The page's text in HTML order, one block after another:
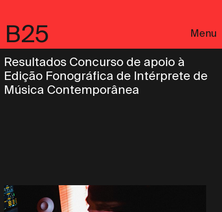
B25 Menu
Avisos Legais
Resultados Concurso de apoio à
Edição Fonográfica de Intérprete de
Música Contemporânea